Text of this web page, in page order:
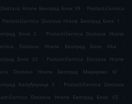
Hrane Београд Блок 39 . Poslastičarnica
Poslastičarnica Dostava Hrane Београд Блок 1
.
Блок 2
.
Poslastičarnica Dostava Hrane
Dostava Hrane Београд Блок 66а
.
Блок 33
. Poslastičarnica Dostava Hrane
Dostava Hrane Београд Миријево IV
.
Калуђерица 3
. Poslastičarnica Dostava
Dostava Hrane Београд Блок 65
.